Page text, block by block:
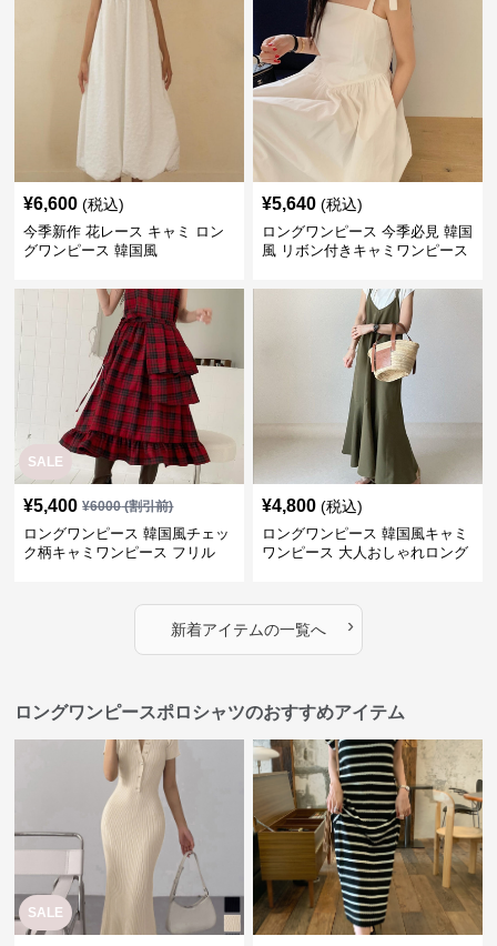
¥6,600 (税込)
今季新作 花レース キャミ ロン
グワンピース 韓国風
¥5,640 (税込)
ロングワンピース 今季必見 韓国
風 リボン付きキャミワンピース
SALE
¥5,400 ¥6000(割引前)
ロングワンピース 韓国風チェッ
ク柄キャミワンピース フリル
¥4,800 (税込)
ロングワンピース 韓国風キャミ
ワンピース 大人おしゃれロング
新着アイテムの一覧へ ›
ロングワンピースポロシャツのおすすめアイテム
SALE